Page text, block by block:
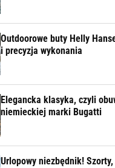
Outdoorowe buty Helly
i precyzja wykonania
Elegancka klasyka, czyli
niemieckiej marki Bugatti
Urlopowy niezbędnik!